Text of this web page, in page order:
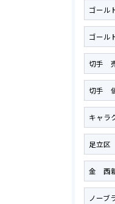
ゴール
ゴール
切手
切手
キャラ
足立
金 西
ノーブ